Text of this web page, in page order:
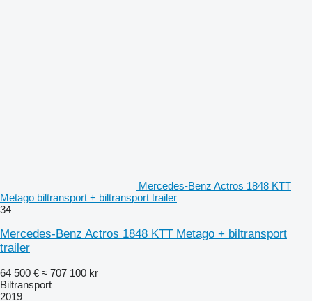
Mercedes-Benz Actros 1848 KTT
Metago biltransport + biltransport trailer
34
Mercedes-Benz Actros 1848 KTT Metago + biltransport
trailer
64 500 € ≈ 707 100 kr
Biltransport
2019